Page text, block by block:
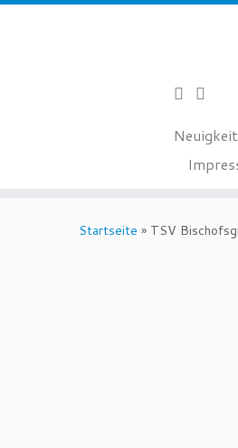
Startseite » TSV